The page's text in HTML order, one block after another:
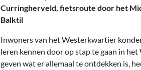
Curringherveld, fietsroute door het
Balktil
Inwoners van het Westerkwartier
leren kennen door op stap te gaan in
geven wat er allemaal te ontdekken is,